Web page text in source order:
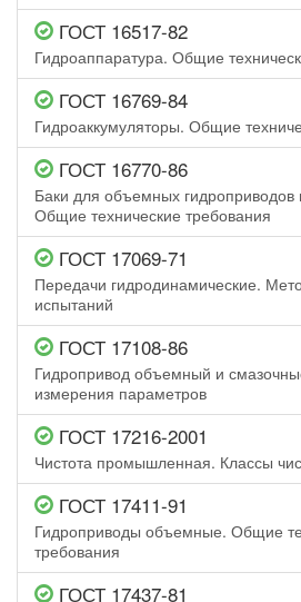
ГОСТ 16517-82
Гидроаппаратура. Общие
ГОСТ 16769-84
Гидроаккумуляторы. Общие
ГОСТ 16770-86
Баки для объемных гидроприводов
Общие технические требования
ГОСТ 17069-71
Передачи гидродинамические.
испытаний
ГОСТ 17108-86
Гидропривод объемный и
измерения параметров
ГОСТ 17216-2001
Чистота промышленная. Классы
ГОСТ 17411-91
Гидроприводы объемные. Общие
требования
ГОСТ 17437-81